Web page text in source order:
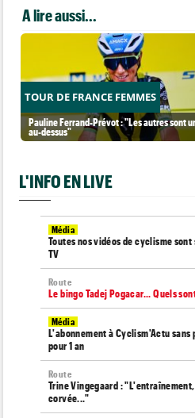
A lire aussi...
TOUR DE FRANCE FEMMES
Pauline Ferrand-Prévot : "Les autres sont
au-dessus"
L'INFO EN LIVE
Média
Toutes nos vidéos de cyclisme
TV
Route
Le bingo Tadej Pogacar... Quels
Média
L'abonnement à Cyclism'Actu sans
pour 1 an
Route
Trine Vingegaard :
corvée..."